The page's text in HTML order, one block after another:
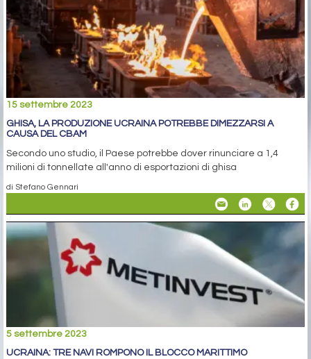
15 settembre 2023
GHISA, LA PRODUZIONE UCRAINA POTREBBE DIMEZZARSI A
CAUSA DEL CBAM
Secondo uno studio, il Paese potrebbe dover rinunciare a 1,4
milioni di tonnellate all'anno di esportazioni di ghisa
di Stefano Gennari
5 settembre 2023
UCRAINA: TRE NAVI ROMPONO IL BLOCCO MARITTIMO